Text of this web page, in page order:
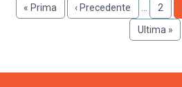
Paginazione
Prima
pagina
« Prima
Pagina
precedente
‹ Precedente 2
Ultima
pagina
Ultima »